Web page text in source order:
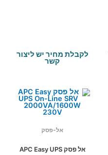
לקבלת מחיר יש ליצור
קשר
אל-פסק
אל פסק APC Easy UPS